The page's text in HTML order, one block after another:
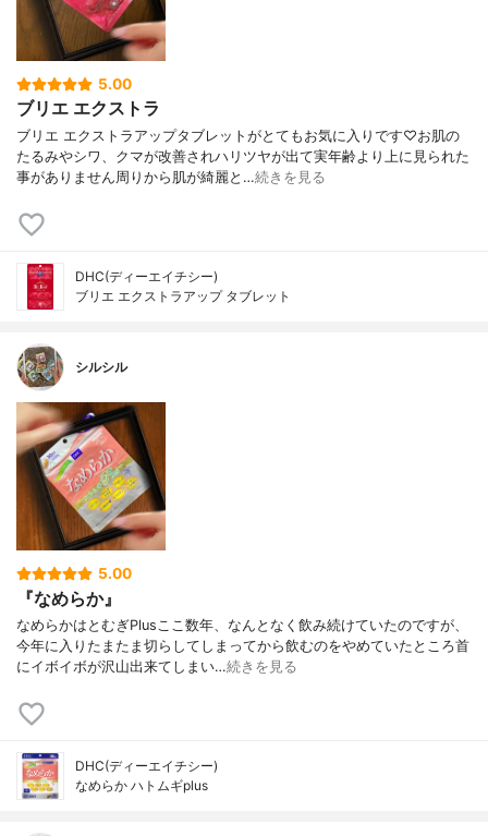
5.00
ブリエ エクストラ
ブリエ エクストラアップタブレットがとてもお気に入りです♡お肌の
たるみやシワ、クマが改善されハリツヤが出て実年齢より上に見られた
事がありません周りから肌が綺麗と…続きを見る
DHC(ディーエイチシー)
ブリエ エクストラアップ タブレット
シルシル
5.00
『なめらか』
なめらかはとむぎPlusここ数年、なんとなく飲み続けていたのですが、
今年に入りたまたま切らしてしまってから飲むのをやめていたところ首
にイボイボが沢山出来てしまい…続きを見る
DHC(ディーエイチシー)
なめらか ハトムギplus